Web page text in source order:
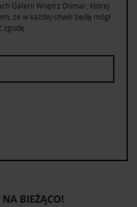
Galerii Wnętrz Domar, której
że w każdej chwili będę mógł
zgodę.
BIEŻĄCO!